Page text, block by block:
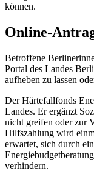
können.
Online-
Betroffene
Portal des Landes
aufheben zu lassen
Der Härtefallfonds
Landes. Er ergänzt
nicht greifen oder zur
Hilfszahlung wird
erwartet, sich durch
verhindern.